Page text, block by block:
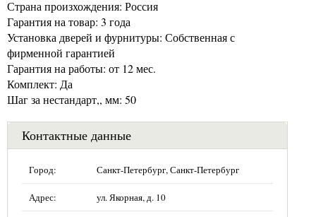
Страна произхождения: Россия
Гарантия на товар: 3 года
Установка дверей и фурнитуры: Собственная с
фирменной гарантией
Гарантия на работы: от 12 мес.
Комплект: Да
Шаг за нестандарт,, мм: 50
Контактные данные
Город: Санкт-Петербург, Санкт-Петербург
Адрес: ул. Якорная, д. 10